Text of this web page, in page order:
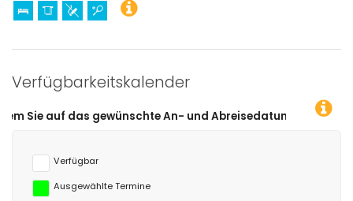
Verfügbarkeitskalender
An- und Abreisedatum klicken!
Verfügbar
Ausgewählte Termine